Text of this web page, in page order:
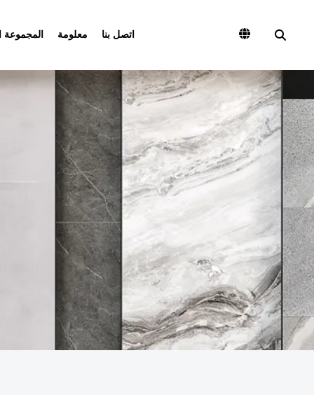
المجموعة معلومة اتصل بنا